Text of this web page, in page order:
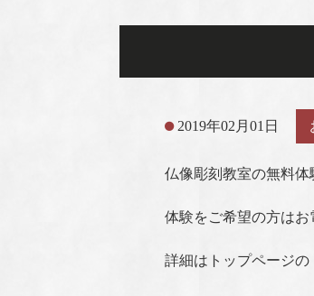
2019年02月01日
仏像彫刻教室の無料体
体験をご希望の方はお
詳細はトップページの